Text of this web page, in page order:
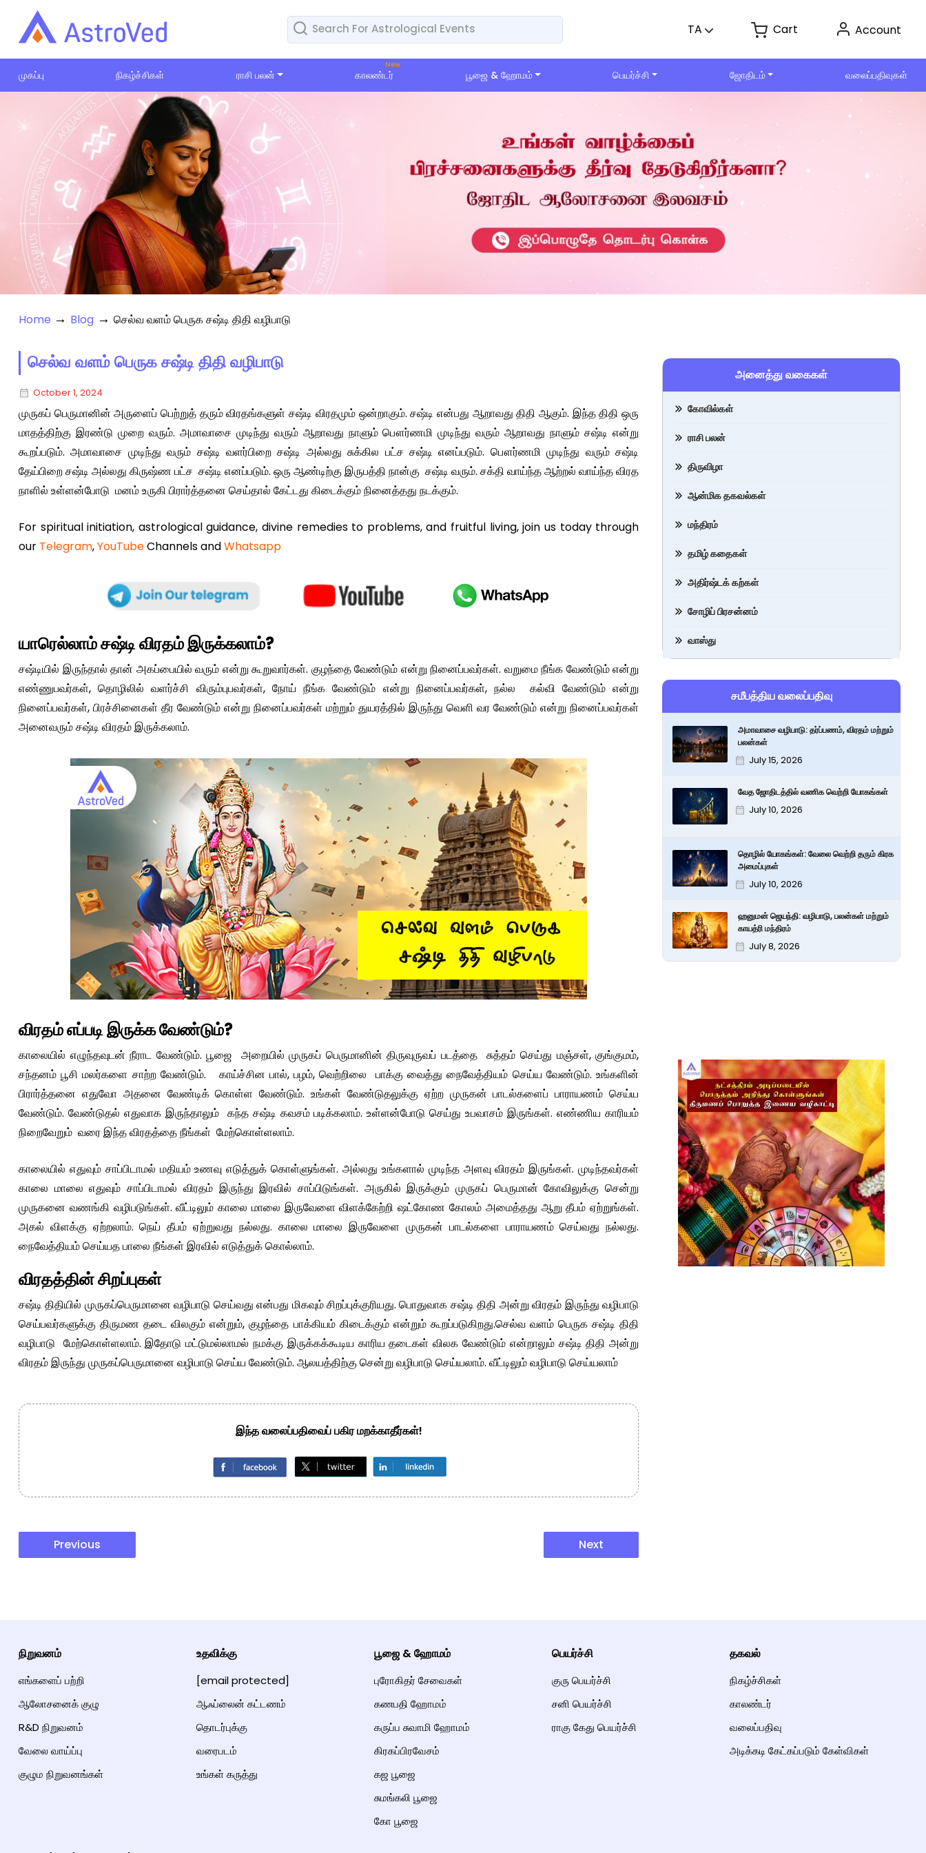
TA Cart Account
முகப்பு நிகழ்ச்சிகள் ராசி பலன் காலண்டர் பூஜை & ஹோமம் பெயர்ச்சி ஜோதிடம் வலைப்பதிவுகள்
Home → Blog → செல்வ வளம் பெருக சஷ்டி திதி வழிபாடு
செல்வ வளம் பெருக சஷ்டி திதி வழிபாடு
October 1, 2024
முருகப் பெருமானின் அருளைப் பெற்றுத் தரும் விரதங்களுள் சஷ்டி விரதமும் ஒன்றாகும். சஷ்டி என்பது ஆறாவது திதி ஆகும். இந்த திதி ஒரு
மாதத்திற்கு இரண்டு முறை வரும். அமாவாசை முடிந்து வரும் ஆறாவது நாளும் பௌர்ணமி முடிந்து வரும் ஆறாவது நாளும் சஷ்டி என்று
கூறப்படும். அமாவாசை முடிந்து வரும் சஷ்டி வளர்பிறை சஷ்டி அல்லது சுக்கில பட்ச சஷ்டி எனப்படும். பௌர்ணமி முடிந்து வரும் சஷ்டி
தேய்பிறை சஷ்டி அல்லது கிருஷ்ண பட்ச சஷ்டி எனப்படும். ஒரு ஆண்டிற்கு இருபத்தி நான்கு சஷ்டி வரும். சக்தி வாய்ந்த ஆற்றல் வாய்ந்த விரத
நாளில் உள்ளன்போடு மனம் உருகி பிரார்த்தனை செய்தால் கேட்டது கிடைக்கும் நினைத்தது நடக்கும்.
For spiritual initiation, astrological guidance, divine remedies to problems, and fruitful living, join us today through
our Telegram,YouTubeChannels andWhatsapp
யாரெல்லாம் சஷ்டி விரதம் இருக்கலாம்?
சஷ்டியில் இருந்தால் தான் அகப்பையில் வரும் என்று கூறுவார்கள். குழந்தை வேண்டும் என்று நினைப்பவர்கள். வறுமை நீங்க வேண்டும் என்று
எண்ணுபவர்கள், தொழிலில் வளர்ச்சி விரும்புபவர்கள், நோய் நீங்க வேண்டும் என்று நினைப்பவர்கள், நல்ல கல்வி வேண்டும் என்று
நினைப்பவர்கள், பிரச்சினைகள் தீர வேண்டும் என்று நினைப்பவர்கள் மற்றும் துயரத்தில் இருந்து வெளி வர வேண்டும் என்று நினைப்பவர்கள்
அனைவரும் சஷ்டி விரதம் இருக்கலாம்.
விரதம் எப்படி இருக்க வேண்டும்?
காலையில் எழுந்தவுடன் நீராட வேண்டும். பூஜை அறையில் முருகப் பெருமானின் திருவுருவப் படத்தை சுத்தம் செய்து மஞ்சள், குங்குமம்,
சந்தனம் பூசி மலர்களை சாற்ற வேண்டும். காய்ச்சின பால், பழம், வெற்றிலை பாக்கு வைத்து நைவேத்தியம் செய்ய வேண்டும். உங்களின்
பிரார்த்தனை எதுவோ அதனை வேண்டிக் கொள்ள வேண்டும். உங்கள் வேண்டுதலுக்கு ஏற்ற முருகன் பாடல்களைப் பாராயணம் செய்ய
வேண்டும். வேண்டுதல் எதுவாக இருந்தாலும் கந்த சஷ்டி கவசம் படிக்கலாம். உள்ளன்போடு செய்து உபவாசம் இருங்கள். எண்ணிய காரியம்
நிறைவேறும் வரை இந்த விரதத்தை நீங்கள் மேற்கொள்ளலாம்.
காலையில் எதுவும் சாப்பிடாமல் மதியம் உணவு எடுத்துக் கொள்ளுங்கள். அல்லது உங்களால் முடிந்த அளவு விரதம் இருங்கள். முடிந்தவர்கள்
காலை மாலை எதுவும் சாப்பிடாமல் விரதம் இருந்து இரவில் சாப்பிடுங்கள். அருகில் இருக்கும் முருகப் பெருமான் கோவிலுக்கு சென்று
முருகனை வணங்கி வழிபடுங்கள். வீட்டிலும் காலை மாலை இருவேளை விளக்கேற்றி ஷட்கோண கோலம் அமைத்தது ஆறு தீபம் ஏற்றுங்கள்.
அகல் விளக்கு ஏற்றலாம். நெய் தீபம் ஏற்றுவது நல்லது. காலை மாலை இருவேளை முருகன் பாடல்களை பாராயணம் செய்வது நல்லது.
நைவேத்தியம் செய்யத பாலை நீங்கள் இரவில் எடுத்துக் கொல்லாம்.
விரதத்தின் சிறப்புகள்
சஷ்டி திதியில் முருகப்பெருமானை வழிபாடு செய்வது என்பது மிகவும் சிறப்புக்குரியது. பொதுவாக சஷ்டி திதி அன்று விரதம் இருந்து வழிபாடு
செய்பவர்களுக்கு திருமண தடை விலகும் என்றும், குழந்தை பாக்கியம் கிடைக்கும் என்றும் கூறப்படுகிறது.செல்வ வளம் பெருக சஷ்டி திதி
வழிபாடு மேற்கொள்ளலாம். இதோடு மட்டுமல்லாமல் நமக்கு இருக்கக்கூடிய காரிய தடைகள் விலக வேண்டும் என்றாலும் சஷ்டி திதி அன்று
விரதம் இருந்து முருகப்பெருமானை வழிபாடு செய்ய வேண்டும். ஆலயத்திற்கு சென்று வழிபாடு செய்யலாம். வீட்டிலும் வழிபாடு செய்யலாம்
இந்த வலைப்பதிவைப் பகிர மறக்காதீர்கள்!
Previous Next
அனைத்து வகைகள்
கோவில்கள்
ராசி பலன்
திருவிழா
ஆன்மிக தகவல்கள்
மந்திரம்
தமிழ் கதைகள்
அதிர்ஷ்டக் கற்கள்
சோழிப் பிரசன்னம்
வாஸ்து
சமீபத்திய வலைப்பதிவு
அமாவாசை வழிபாடு: தர்ப்பணம், விரதம் மற்றும்
பலன்கள்
July 15, 2026
வேத ஜோதிடத்தில் வணிக வெற்றி யோகங்கள்
July 10, 2026
தொழில் யோகங்கள்: வேலை வெற்றி தரும் கிரக
அமைப்புகள்
July 10, 2026
ஹனுமன் ஜெயந்தி: வழிபாடு, பலன்கள் மற்றும்
காயத்ரி மந்திரம்
July 8, 2026
நிறுவனம்
எங்களைப் பற்றி
ஆலோசனைக் குழு
R&D நிறுவனம்
வேலை வாய்ப்பு
குழும நிறுவனங்கள்
உதவிக்கு
[email protected]
ஆஃப்லைன் கட்டணம்
தொடர்புக்கு
வரைபடம்
உங்கள் கருத்து
பூஜை & ஹோமம்
புரோகிதர் சேவைகள்
கணபதி ஹோமம்
கருப்ப சுவாமி ஹோமம்
கிரகப்பிரவேசம்
கஜ பூஜை
சுமங்கலி பூஜை
கோ பூஜை
பெயர்ச்சி
குரு பெயர்ச்சி
சனி பெயர்ச்சி
ராகு கேது பெயர்ச்சி
தகவல்
நிகழ்ச்சிகள்
காலண்டர்
வலைப்பதிவு
அடிக்கடி கேட்கப்படும் கேள்விகள்